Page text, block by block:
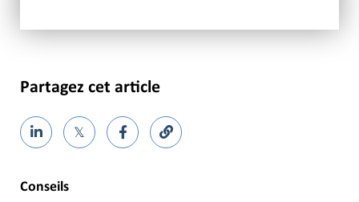
Partagez cet article
𝕏
Conseils